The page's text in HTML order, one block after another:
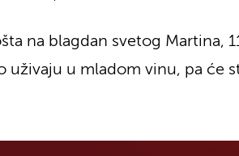
na blagdan svetog Martina,
uživaju u mladom vinu, pa će